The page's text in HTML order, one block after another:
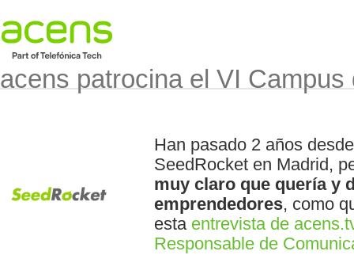
acens patrocina el VI
Han pasado 2 años
SeedRocket en Madrid,
muy claro que quería y
emprendedores, como
esta entrevista de
Responsable de